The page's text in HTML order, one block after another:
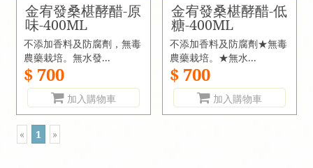
金宥發桑椹酵醋-原
味-400ML
不添加香料及防腐劑，無毒
農藥栽培。無水發...
$ 700
加入購物車
金宥發桑椹酵醋-低
糖-400ML
不添加香料及防腐劑★無毒
農藥栽培。★無水...
$ 700
加入購物車
« 1 »